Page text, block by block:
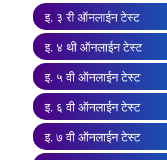
इ. ३ री ऑनलाईन टेस्ट
इ. ४ थी ऑनलाईन टेस्ट
इ. ५ वी ऑनलाईन टेस्ट
इ. ६ वी ऑनलाईन टेस्ट
इ. ७ वी ऑनलाईन टेस्ट